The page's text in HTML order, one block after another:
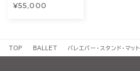
¥55,000
TOP BALLET バレエバー・スタンド・マット